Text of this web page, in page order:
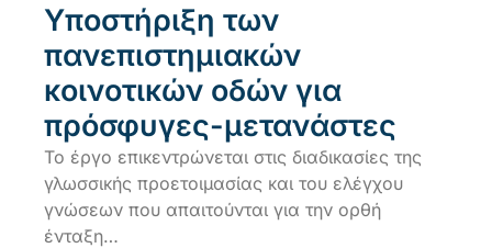
Υποστήριξη των
πανεπιστημιακών
κοινοτικών οδών για
πρόσφυγες-μετανάστες
Το έργο επικεντρώνεται στις διαδικασίες της
γλωσσικής προετοιμασίας και του ελέγχου
γνώσεων που απαιτούνται για την ορθή
ένταξη…